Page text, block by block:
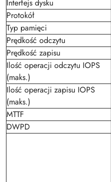
Interfejs dysku
Protokół
Typ pamięci
Prędkość odczytu
Prędkość zapisu
Ilość operacji odczytu IOPS
(maks.)
Ilość operacji zapisu IOPS
(maks.)
MTTF
DWPD